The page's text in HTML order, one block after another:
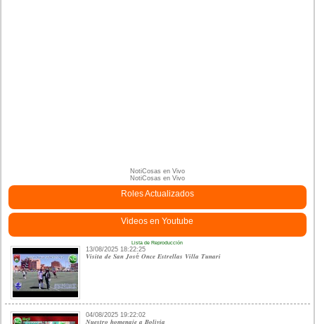
NotiCosas en Vivo
NotiCosas en Vivo
Roles Actualizados
Videos en Youtube
Lista de Reproducción
13/08/2025 18:22:25
𝑽𝒊𝒔𝒊𝒕𝒂 𝒅𝒆 𝑺𝒂𝒏 𝑱𝒐𝒔é 𝑶𝒏𝒄𝒆 𝑬𝒔𝒕𝒓𝒆𝒍𝒍𝒂𝒔 𝑽𝒊𝒍𝒍𝒂 𝑻𝒖𝒏𝒂𝒓𝒊
04/08/2025 19:22:02
𝑵𝒖𝒆𝒔𝒕𝒓𝒐 𝒉𝒐𝒎𝒆𝒏𝒂𝒋𝒆 𝒂 𝑩𝒐𝒍𝒊𝒗𝒊𝒂